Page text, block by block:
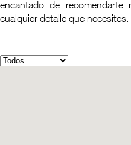
encantado de recomendarte
cualquier detalle que necesites.